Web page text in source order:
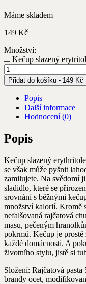
Máme skladem
149 Kč
Množství:
Kečup slazený
Přidat do košíku - 149 Kč
Popis
Další informace
Hodnocení (0)
Popis
Kečup slazený
se však může pyšnit
zamilujete. Na svědomí
sladidlo, které se
srovnání s běžnými
množství kalorií. Kromě
nefalšovaná rajčatová
masu, pečeným
pokrmů. Kečup je prostě
každé domácnosti. A
životního stylu, jistě si
Složení: Rajčatová
brandy ocet,